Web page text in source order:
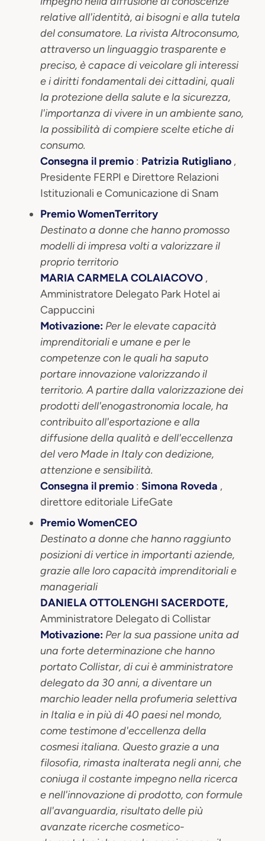
relative all'identità, ai bisogni e alla tutela
del consumatore. La rivista Altroconsumo,
attraverso un linguaggio trasparente e
preciso, è capace di veicolare gli interessi
e i diritti fondamentali dei cittadini, quali
la protezione della salute e la sicurezza,
l'importanza di vivere in un ambiente sano,
la possibilità di compiere scelte etiche di
consumo.
Consegna il premio : Patrizia Rutigliano ,
Presidente FERPI e Direttore Relazioni
Istituzionali e Comunicazione di Snam
Premio WomenTerritory
Destinato a donne che hanno promosso
modelli di impresa volti a valorizzare il
proprio territorio
MARIA CARMELA COLAIACOVO ,
Amministratore Delegato Park Hotel ai
Cappuccini
Motivazione: Per le elevate capacità
imprenditoriali e umane e per le
competenze con le quali ha saputo
portare innovazione valorizzando il
territorio. A partire dalla valorizzazione dei
prodotti dell'enogastronomia locale, ha
contribuito all'esportazione e alla
diffusione della qualità e dell'eccellenza
del vero Made in Italy con dedizione,
attenzione e sensibilità.
Consegna il premio : Simona Roveda ,
direttore editoriale LifeGate
Premio WomenCEO
Destinato a donne che hanno raggiunto
posizioni di vertice in importanti aziende,
grazie alle loro capacità imprenditoriali e
manageriali
DANIELA OTTOLENGHI SACERDOTE,
Amministratore Delegato di Collistar
Motivazione: Per la sua passione unita ad
una forte determinazione che hanno
portato Collistar, di cui è amministratore
delegato da 30 anni, a diventare un
marchio leader nella profumeria selettiva
in Italia e in più di 40 paesi nel mondo,
come testimone d'eccellenza della
cosmesi italiana. Questo grazie a una
filosofia, rimasta inalterata negli anni, che
coniuga il costante impegno nella ricerca
e nell'innovazione di prodotto, con formule
all'avanguardia, risultato delle più
avanzate ricerche cosmetico-